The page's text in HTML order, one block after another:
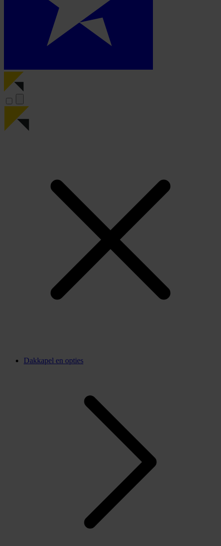
Dakkapel en opties